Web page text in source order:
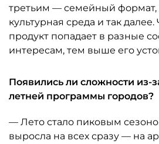
третьим — семейный
культурная среда и так
продукт попадает в разные
интересам, тем выше его
Появились ли сложности из-
летней программы городов?
— Лето стало пиковым
выросла на всех сразу — на